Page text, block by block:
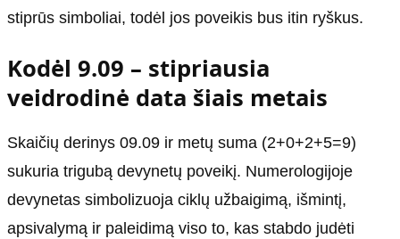
stiprūs simboliai, todėl jos poveikis bus itin ryškus.
Kodėl 9.09 – stipriausia
veidrodinė data šiais metais
Skaičių derinys 09.09 ir metų suma (2+0+2+5=9)
sukuria trigubą devynetų poveikį. Numerologijoje
devynetas simbolizuoja ciklų užbaigimą, išmintį,
apsivalymą ir paleidimą viso to, kas stabdo judėti